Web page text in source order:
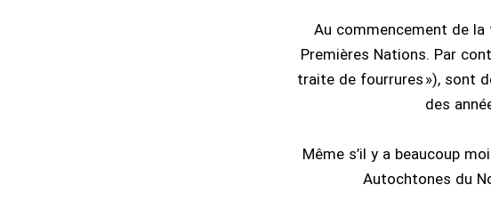
Au commencement de
Premières Nations. Par
traite de fourrures »), sont
des
Même s’il y a beaucoup
Autochtones du